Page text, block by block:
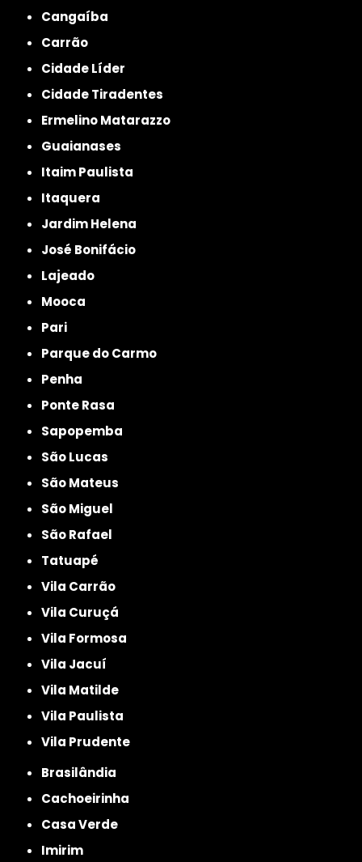
Cangaíba
Carrão
Cidade Líder
Cidade Tiradentes
Ermelino Matarazzo
Guaianases
Itaim Paulista
Itaquera
Jardim Helena
José Bonifácio
Lajeado
Mooca
Pari
Parque do Carmo
Penha
Ponte Rasa
Sapopemba
São Lucas
São Mateus
São Miguel
São Rafael
Tatuapé
Vila Carrão
Vila Curuçá
Vila Formosa
Vila Jacuí
Vila Matilde
Vila Paulista
Vila Prudente
Brasilândia
Cachoeirinha
Casa Verde
Imirim